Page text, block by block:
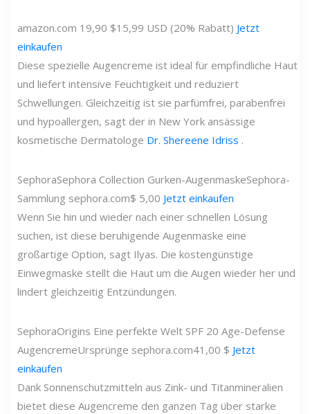
amazon.com 19,90 $15,99 USD (20% Rabatt) Jetzt
einkaufen
Diese spezielle Augencreme ist ideal für empfindliche Haut
und liefert intensive Feuchtigkeit und reduziert
Schwellungen. Gleichzeitig ist sie parfümfrei, parabenfrei
und hypoallergen, sagt der in New York ansässige
kosmetische Dermatologe Dr. Shereene Idriss .
SephoraSephora Collection Gurken-AugenmaskeSephora-
Sammlung sephora.com$ 5,00 Jetzt einkaufen
Wenn Sie hin und wieder nach einer schnellen Lösung
suchen, ist diese beruhigende Augenmaske eine
großartige Option, sagt Ilyas. Die kostengünstige
Einwegmaske stellt die Haut um die Augen wieder her und
lindert gleichzeitig Entzündungen.
SephoraOrigins Eine perfekte Welt SPF 20 Age-Defense
AugencremeUrsprünge sephora.com41,00 $ Jetzt
einkaufen
Dank Sonnenschutzmitteln aus Zink- und Titanmineralien
bietet diese Augencreme den ganzen Tag über starke